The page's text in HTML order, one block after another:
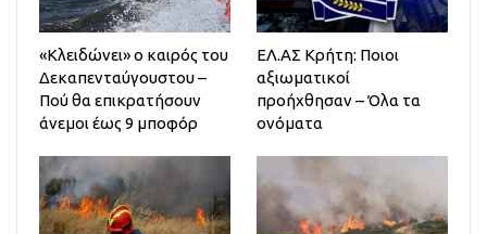
«Κλειδώνει» ο καιρός του
Δεκαπενταύγουστου –
Πού θα επικρατήσουν
άνεμοι έως 9 μποφόρ
ΕΛ.ΑΣ Κρήτη: Ποιοι
αξιωματικοί
προήχθησαν – Όλα τα
ονόματα